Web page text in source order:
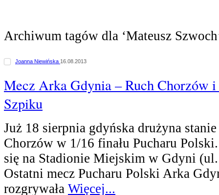
Archiwum tagów dla ‘Mateusz
Joanna Niewińska 16.08.2013
Mecz Arka Gdynia – Ruch Chorzów
Szpiku
Już 18 sierpnia gdyńska drużyna
Chorzów w 1/16 finału Pucharu
się na Stadionie Miejskim w Gdyni
Ostatni mecz Pucharu Polski Arka
rozgrywała Więcej...